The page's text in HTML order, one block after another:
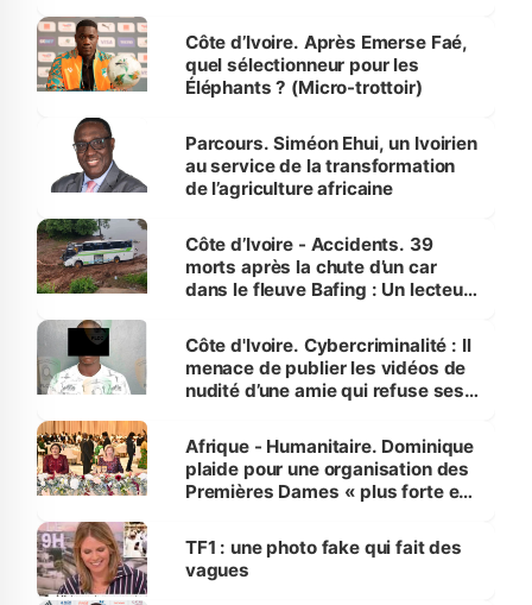
Côte d’Ivoire. Après Emerse Faé,
quel sélectionneur pour les
Éléphants ? (Micro-trottoir)
Parcours. Siméon Ehui, un Ivoirien
au service de la transformation
de l’agriculture africaine
Côte d’Ivoire - Accidents. 39
morts après la chute d’un car
dans le fleuve Bafing : Un lecteur
des Transports
Côte d'Ivoire. Cybercriminalité : Il
menace de publier les vidéos de
nudité d’une amie qui refuse ses
Afrique - Humanitaire. Dominique
plaide pour une organisation des
Premières Dames « plus forte et
sur la scène internationale »
TF1 : une photo fake qui fait des
vagues